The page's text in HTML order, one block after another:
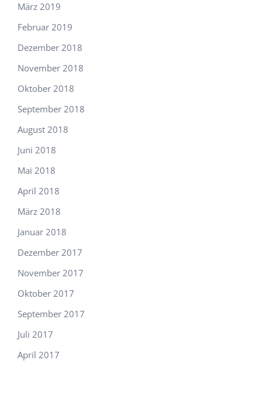
März 2019
Februar 2019
Dezember 2018
November 2018
Oktober 2018
September 2018
August 2018
Juni 2018
Mai 2018
April 2018
März 2018
Januar 2018
Dezember 2017
November 2017
Oktober 2017
September 2017
Juli 2017
April 2017